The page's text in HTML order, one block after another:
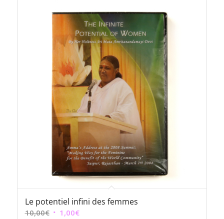
Le potentiel infini des femmes
10,00€ Le 1,00€Le